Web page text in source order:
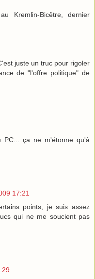
Kremlin-Bicêtre, dernier
juste un truc pour rigoler
de "l'offre politique" de
PC... ça ne m'étonne qu'à
17:21
points, je suis assez
qui ne me soucient pas